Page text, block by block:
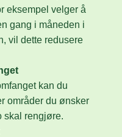
eksempel velger å
gang i måneden i
vil dette redusere
kan du
områder du ønsker
skal rengjøre.